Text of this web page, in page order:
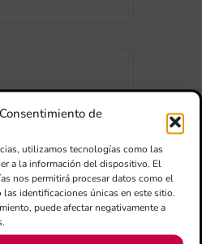
de
utilizamos tecnologías como las
a la información del dispositivo. El
nos permitirá procesar datos como el
identificaciones únicas en este sitio.
puede afectar negativamente a
Google Calendar
+ iCal / Outlook